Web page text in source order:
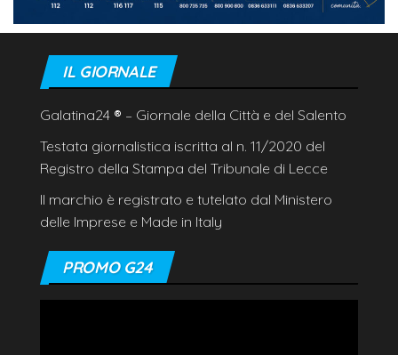
IL GIORNALE
Galatina24 ® – Giornale della Città e del Salento
Testata giornalistica iscritta al n. 11/2020 del
Registro della Stampa del Tribunale di Lecce
Il marchio è registrato e tutelato dal Ministero
delle Imprese e Made in Italy
PROMO G24